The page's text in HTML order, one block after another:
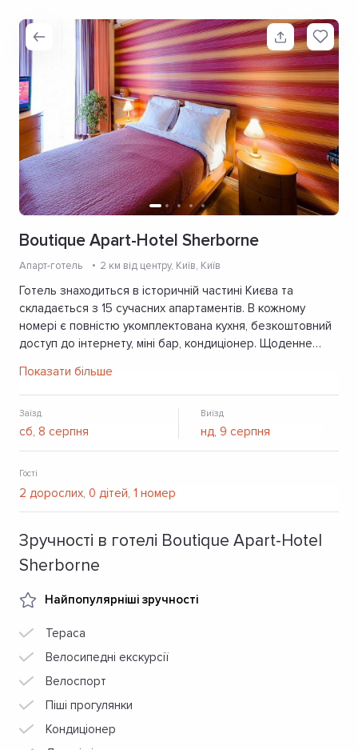
Boutique Apart-Hotel Sherborne
Апарт-готель 2 км від центру, Київ, Київ
Готель знаходиться в історичній частині Києва та
складається з 15 сучасних апартаментів. В кожному
номері є повністю укомплектована кухня, безкоштовний
доступ до інтернету, міні бар, кондиціонер. Щоденне
та парковка на території готелю включені у вартість
проживання.
Показати більше
Заїзд Виїзд
Гості
Зручності в готелі Boutique Apart-Hotel
Sherborne
Найпопулярніші зручності
Тераса
Велосипедні екскурсії
Велоспорт
Піші прогулянки
Кондиціонер